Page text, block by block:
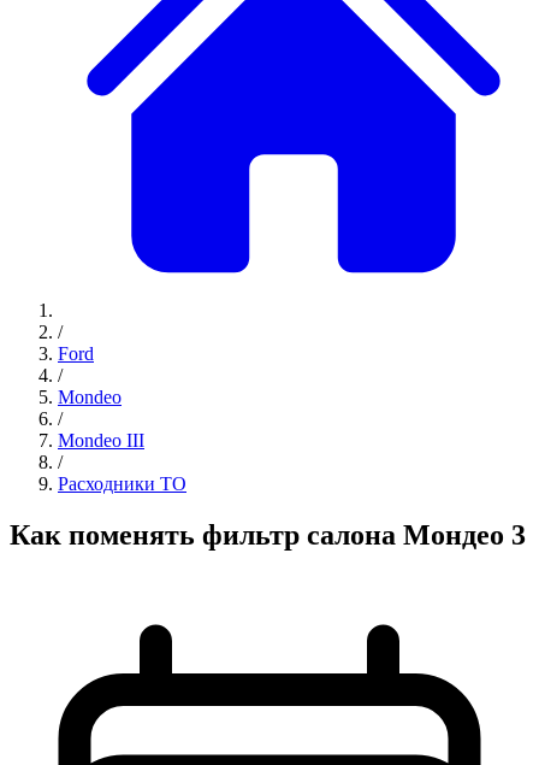
/
Ford
/
Mondeo
/
Mondeo III
/
Расходники ТО
Как поменять фильтр салона Мондео 3